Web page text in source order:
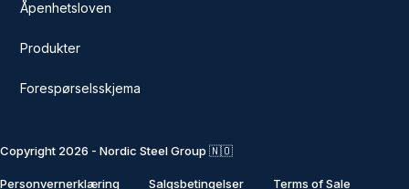
Åpenhetsloven
Produkter
Forespørselsskjema
Copyright 2026 - Nordic Steel Group 🇳🇴
Personvernerklæring Salgsbetingelser Terms of Sale